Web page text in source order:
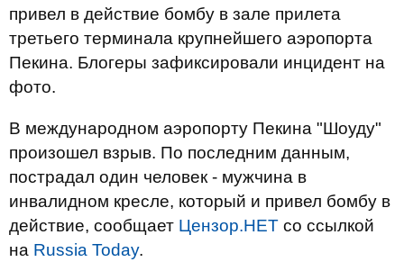
привел в действие бомбу в зале прилета
третьего терминала крупнейшего аэропорта
Пекина. Блогеры зафиксировали инцидент на
фото.
В международном аэропорту Пекина "Шоуду"
произошел взрыв. По последним данным,
пострадал один человек - мужчина в
инвалидном кресле, который и привел бомбу в
действие, сообщает Цензор.НЕТ со ссылкой
на Russia Today.